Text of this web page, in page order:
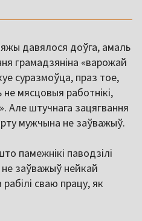
давялося доўга, амаль
грамадзяніна «варожай
суразмоўца, праз тое,
мясцовыя работнікі,
Але штучнага зацягвання
мужчына не заўважыў.
памежнікі паводзілі
не заўважыў нейкай
сваю працу, як